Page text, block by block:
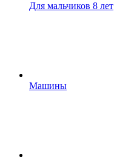
Для мальчиков 8 лет
Машины